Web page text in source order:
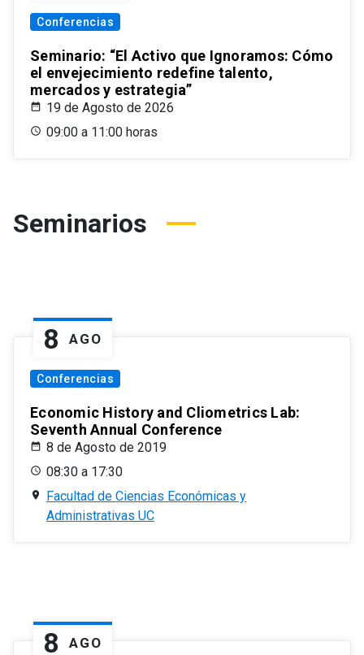
Conferencias
Seminario: “El Activo que Ignoramos: Cómo
el envejecimiento redefine talento,
mercados y estrategia”
19 de Agosto de 2026
09:00 a 11:00 horas
Seminarios
8 AGO
Conferencias
Economic History and Cliometrics Lab:
Seventh Annual Conference
8 de Agosto de 2019
08:30 a 17:30
Facultad de Ciencias Económicas y
Administrativas UC
8 AGO